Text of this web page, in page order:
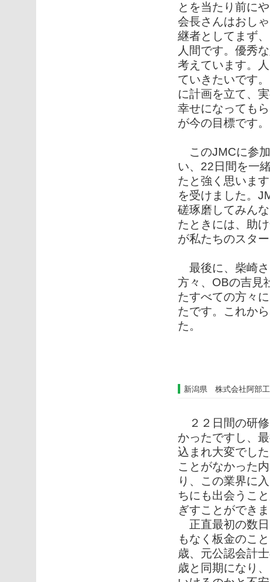
とを当たり前に
会長さんはおし
継者としてまず
人間です。優秀
考えています。
ていきたいです
に計画を立て、
幸せになっても
が今の目標です。
このJMCに参
い、22日間を一
たと強く思いま
を受けました。
磋琢磨してみん
たときには、助
が私たちのスタ
最後に、柴崎さ
方々、OBの吉見
たすべての方々
たです。これか
た。
新潟県 株式会社阿部
２２日間の研修
かったですし、
込まれ大変でし
ことがなかった
り、この業界に
ちにも出会うこ
ぎすことができ
正直最初の数日
もなく板金のこ
歳、元公認会計
歳と同期になり